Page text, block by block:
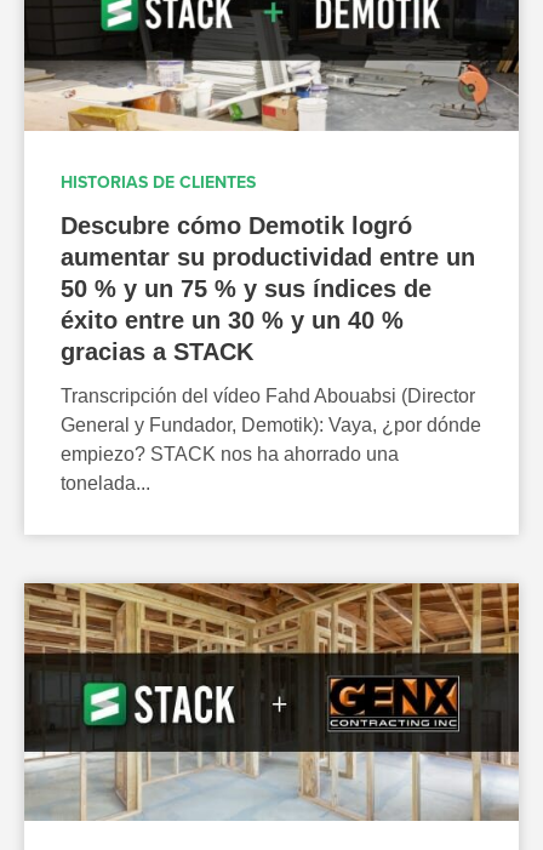
HISTORIAS DE CLIENTES
Descubre cómo Demotik logró
aumentar su productividad entre un
50 % y un 75 % y sus índices de
éxito entre un 30 % y un 40 %
gracias a STACK
Transcripción del vídeo Fahd Abouabsi (Director
General y Fundador, Demotik): Vaya, ¿por dónde
empiezo? STACK nos ha ahorrado una
tonelada...